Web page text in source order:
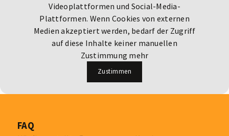
Videoplattformen und Social-Media-
Plattformen. Wenn Cookies von externen
Medien akzeptiert werden, bedarf der Zugriff
auf diese Inhalte keiner manuellen
Zustimmung mehr
Zustimmen
FAQ